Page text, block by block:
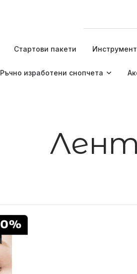
Стартови пакети
Ръчно изработени снопчета